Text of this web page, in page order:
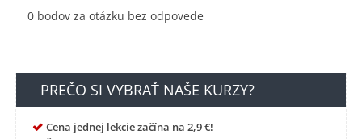
0 bodov za otázku bez odpovede
PREČO SI VYBRAŤ NAŠE KURZY?
Cena jednej lekcie začína na 2,9 €!